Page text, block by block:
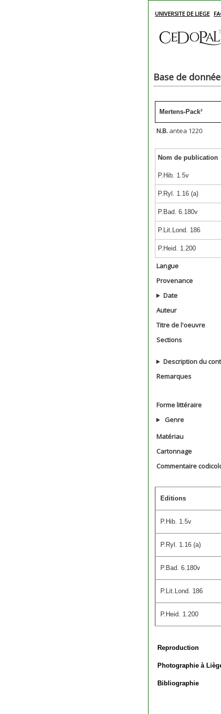
UNIVERSITE DE LIEGE
Base de
Mertens-Pack³
N.B. antea 1220
Nom de publication
P.Hib. 1.5v
P.Ryl. 1.16 (a)
P.Bad. 6.180v
P.Lit.Lond. 186
P.Heid. 1.200
Langue
Provenance
Date
Auteur
Titre de l'oeuvre
Sections
Description du
Remarques
Forme littéraire
Genre
Matériau
Cartonnage
Commentaire
Editions
P.Hib. 1.5v
P.Ryl. 1.16 (a)
P.Bad. 6.180v
P.Lit.Lond. 186
P.Heid. 1.200
Reproduction
Photographie à
Bibliographie